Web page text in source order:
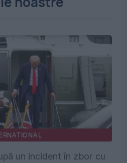
un incident în zbor cu